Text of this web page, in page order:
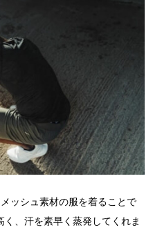
ッシュ素材の服を着ることで
、汗を素早く蒸発してくれま